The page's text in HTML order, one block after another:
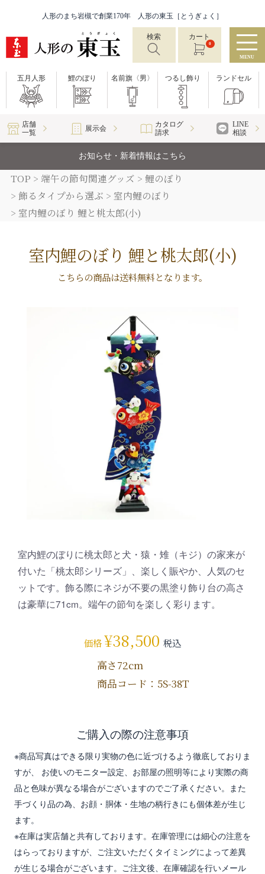
人形のまち岩槻で創業170年 人形の東玉［とうぎょく］
検索 カート
0
MENU
五月人形 鯉のぼり 名前旗〈男〉 つるし飾り ランドセル
店舗
一覧
展示会
カタログ
請求
LINE
相談
お知らせ・新着情報はこちら
TOP 端午の節句関連グッズ
鯉のぼり
飾るタイプから選ぶ
室内鯉のぼり
室内鯉のぼり 鯉と桃太郎(小)
室内鯉のぼり 鯉と桃太郎(小)
こちらの商品は送料無料となります。
室内鯉のぼりに桃太郎と犬・猿・雉（キジ）の家来が
付いた「桃太郎シリーズ」、楽しく賑やか、人気のセ
ットです。飾る際にネジが不要の黒塗り飾り台の高さ
は豪華に71cm。端午の節句を楽しく彩ります。
価格¥38,500 税込
高さ72cm
商品コード：5S-38T
ご購入の際の注意事項
※商品写真はできる限り実物の色に近づけるよう徹底しておりま
すが、 お使いのモニター設定、お部屋の照明等により実際の商
品と色味が異なる場合がございますのでご了承ください。また
手づくり品の為、お顔・胴体・生地の柄行きにも個体差が生じ
ます。
※在庫は実店舗と共有しております。在庫管理には細心の注意を
はらっておりますが、ご注文いただくタイミングによって差異
が生じる場合がございます。ご注文後、在庫確認を行いメール